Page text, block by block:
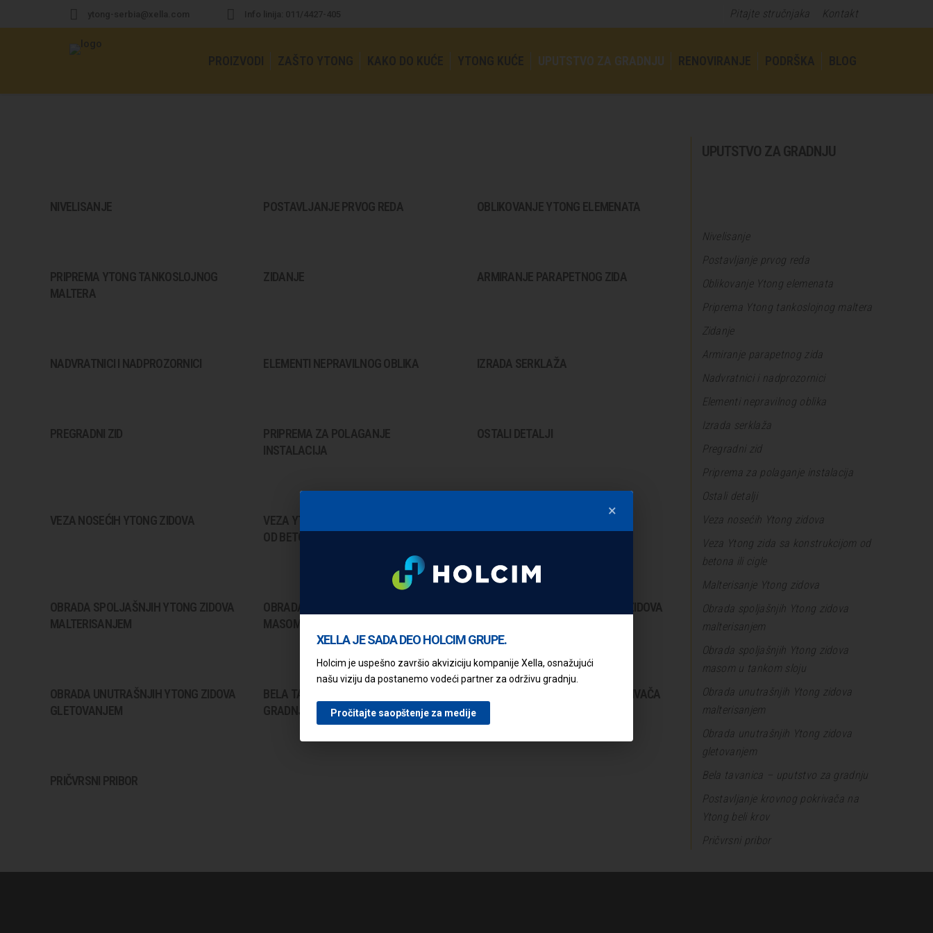
Pitajte stručnjaka Kontakt
PROIZVODI ZAŠTO YTONG KAKO DO KUĆE YTONG KUĆE UPUTSTVO ZA GRADNJU RENOVIRANJE PODRŠKA BLOG
NIVELISANJE POSTAVLJANJE PRVOG REDA OBLIKOVANJE YTONG ELEMENATA
PRIPREMA YTONG TANKOSLOJNOG
MALTERA
ZIDANJE ARMIRANJE PARAPETNOG ZIDA
NADVRATNICI I NADPROZORNICI ELEMENTI NEPRAVILNOG OBLIKA IZRADA SERKLAŽA
PREGRADNI ZID
PRIPREMA ZA POLAGANJE
INSTALACIJA
OSTALI DETALJI
VEZA NOSEĆIH YTONG ZIDOVA
VEZA YTONG ZIDA SA KONSTRUKCIJOM
OD BETONA ILI CIGLE
OBRADA SPOLJAŠNJIH YTONG ZIDOVA
MALTERISANJEM
OBRADA SPOLJAŠNJIH YTONG ZIDOVA
MASOM U TANKOM SLOJU
OBRADA UNUTRAŠNJIH YTONG ZIDOVA
OBRADA UNUTRAŠNJIH YTONG ZIDOVA
GLETOVANJEM
BELA TAVANICA – UPUTSTVO ZA
GRADNJU
POSTAVLJANJE KROVNOG POKRIVAČA
PRIČVRSNI PRIBOR
UPUTSTVO ZA GRADNJU
Nivelisanje
Postavljanje prvog reda
Oblikovanje Ytong elemenata
Priprema Ytong tankoslojnog maltera
Zidanje
Armiranje parapetnog zida
Nadvratnici i nadprozornici
Elementi nepravilnog oblika
Izrada serklaža
Pregradni zid
Priprema za polaganje instalacija
Ostali detalji
Veza nosećih Ytong zidova
Veza Ytong zida sa konstrukcijom od
betona ili cigle
Malterisanje Ytong zidova
Obrada spoljašnjih Ytong zidova
malterisanjem
Obrada spoljašnjih Ytong zidova
masom u tankom sloju
Obrada unutrašnjih Ytong zidova
malterisanjem
Obrada unutrašnjih Ytong zidova
gletovanjem
Bela tavanica – uputstvo za gradnju
Postavljanje krovnog pokrivača na
Ytong beli krov
Pričvrsni pribor
×
XELLA JE SADA DEO HOLCIM GRUPE.
Holcim je uspešno završio akviziciju kompanije Xella, osnažujući
našu viziju da postanemo vodeći partner za održivu gradnju.
Pročitajte saopštenje za medije